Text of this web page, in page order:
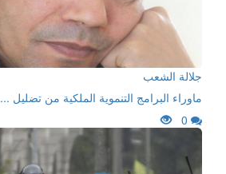
جلالة الشعب
ماوراء البرامج التنموية الملكية من تضليل ...
0